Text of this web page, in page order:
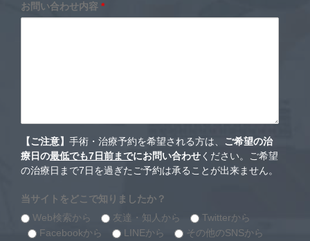
お問い合わせ内容 *
【ご注意】 手術・治療予約を希望される方は、 ご希望の治
療日の最低でも7日前までにお問い合わせください。ご希望
の治療日まで7日を過ぎたご予約は承ることが出来ません。
当サイトをどこで知りましたか？
Web検索から
友達・知人から
Twitterから
Facebookから
LINEから
その他のSNSから